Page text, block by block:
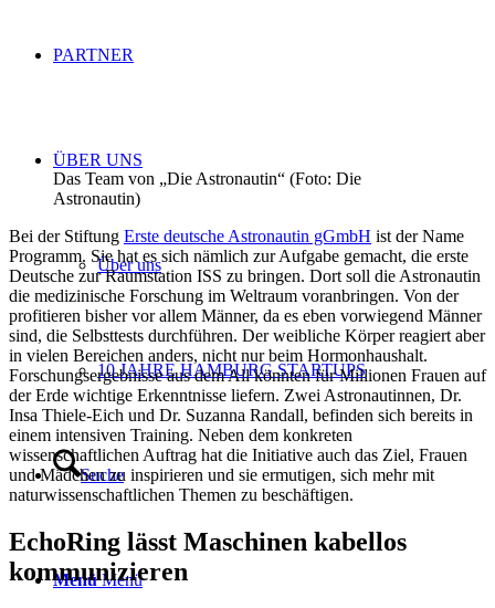
PARTNER
ÜBER UNS
Über uns
10 JAHRE HAMBURG STARTUPS
Suche
Menü Menü
Das Team von „Die Astronautin“ (Foto: Die
Astronautin)
Bei der Stiftung Erste deutsche Astronautin gGmbH ist der Name
Programm. Sie hat es sich nämlich zur Aufgabe gemacht, die erste
Deutsche zur Raumstation ISS zu bringen. Dort soll die Astronautin
die medizinische Forschung im Weltraum voranbringen. Von der
profitieren bisher vor allem Männer, da es eben vorwiegend Männer
sind, die Selbsttests durchführen. Der weibliche Körper reagiert aber
in vielen Bereichen anders, nicht nur beim Hormonhaushalt.
Forschungsergebnisse aus dem All könnten für Millionen Frauen auf
der Erde wichtige Erkenntnisse liefern. Zwei Astronautinnen, Dr.
Insa Thiele-Eich und Dr. Suzanna Randall, befinden sich bereits in
einem intensiven Training. Neben dem konkreten
wissenschaftlichen Auftrag hat die Initiative auch das Ziel, Frauen
und Mädchen zu inspirieren und sie ermutigen, sich mehr mit
naturwissenschaftlichen Themen zu beschäftigen.
EchoRing lässt Maschinen kabellos
kommunizieren